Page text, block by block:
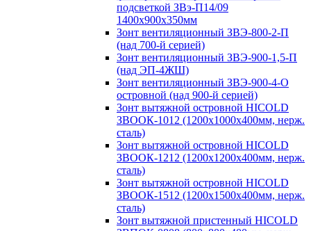
подсветкой ЗВэ-П14/09
1400х900х350мм
Зонт вентиляционный ЗВЭ-800-2-П
(над 700-й серией)
Зонт вентиляционный ЗВЭ-900-1,5-П
(над ЭП-4ЖШ)
Зонт вентиляционный ЗВЭ-900-4-О
островной (над 900-й серией)
Зонт вытяжной островной HICOLD
ЗВООК-1012 (1200х1000х400мм, нерж.
сталь)
Зонт вытяжной островной HICOLD
ЗВООК-1212 (1200x1200x400мм, нерж.
сталь)
Зонт вытяжной островной HICOLD
ЗВООК-1512 (1200х1500х400мм, нерж.
сталь)
Зонт вытяжной пристенный HICOLD